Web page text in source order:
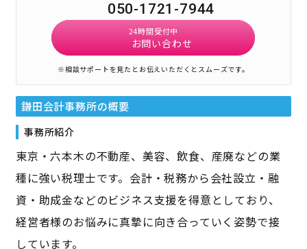
050-1721-7944
24時間受付中
お問い合わせ
※相談サポートを見たとお伝えいただくとスムーズです。
鎌田会計事務所の概要
事務所紹介
東京・六本木の不動産、美容、飲食、産廃などの業
種に強い税理士です。会計・税務から会社設立・融
資・助成金などのビジネス支援を得意としており、
経営者様のお悩みに真摯に向き合っていく姿勢で接
しています。